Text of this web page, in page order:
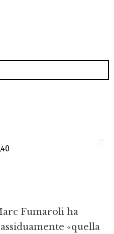
Fumaroli ha
«quella